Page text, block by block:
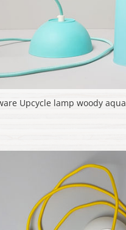
Upcycle lamp woody aqua